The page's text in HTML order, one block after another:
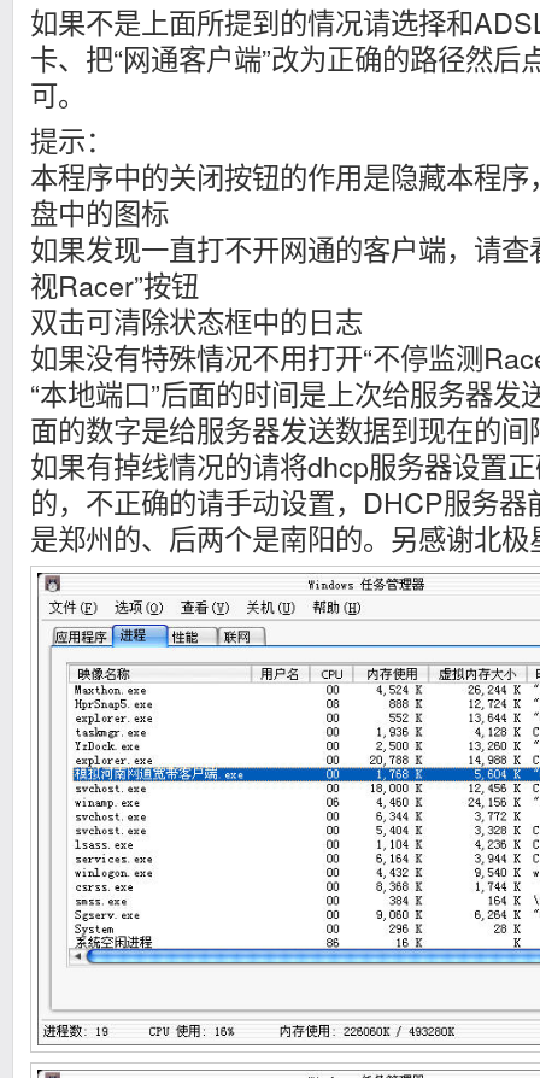
如果不是上面所提到的情况请选择和
卡、把“网通客户端”改为正确的路径然后
可。
提示：
本程序中的关闭按钮的作用是隐藏本程
盘中的图标
如果发现一直打不开网通的客户端，请
视Racer”按钮
双击可清除状态框中的日志
如果没有特殊情况不用打开“不停监测
“本地端口”后面的时间是上次给服务器发
面的数字是给服务器发送数据到现在的
如果有掉线情况的请将dhcp服务器设置
的，不正确的请手动设置，DHCP服务
是郑州的、后两个是南阳的。另感谢北